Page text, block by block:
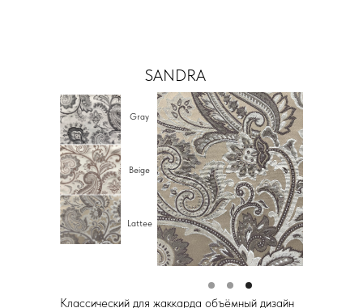
SANDRA
Классический для жаккарда объёмный дизайн
Gray
Beige
Lattee